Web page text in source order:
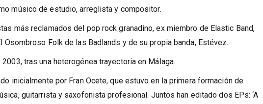
músico de estudio, arreglista y compositor.
más reclamados del pop rock granadino, ex miembro de Elastic Band,
Osombroso Folk de las Badlands y de su propia banda, Estévez.
tras una heterogénea trayectoria en Málaga.
inicialmente por Fran Ocete, que estuvo en la primera formación de
guitarrista y saxofonista profesional. Juntos han editado dos EPs: ‘A